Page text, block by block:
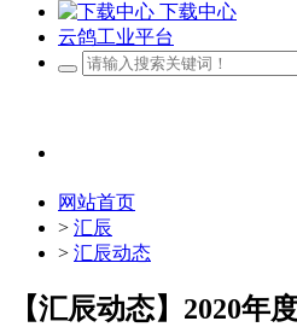
下载中心
云鸽工业平台
网站首页
> 汇辰
> 汇辰动态
【汇辰动态】2020年